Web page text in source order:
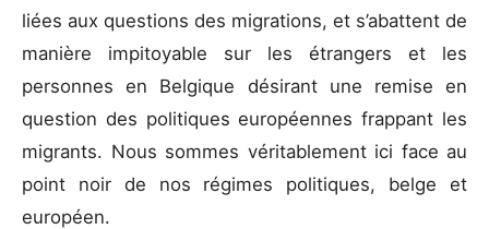
liées aux questions des migrations, et s’abattent de
manière impitoyable sur les étrangers et les
personnes en Belgique désirant une remise en
question des politiques européennes frappant les
migrants. Nous sommes véritablement ici face au
point noir de nos régimes politiques, belge et
européen.